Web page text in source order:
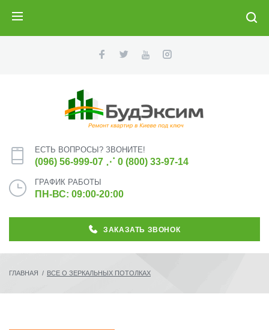
ЕСТЬ ВОПРОСЫ? ЗВОНИТЕ!
(096) 56-999-07 ⋰ 0 (800) 33-97-14
ГРАФИК РАБОТЫ
ПН-ВС: 09:00-20:00
ЗАКАЗАТЬ ЗВОНОК
ГЛАВНАЯ / ВСЕ О ЗЕРКАЛЬНЫХ ПОТОЛКАХ